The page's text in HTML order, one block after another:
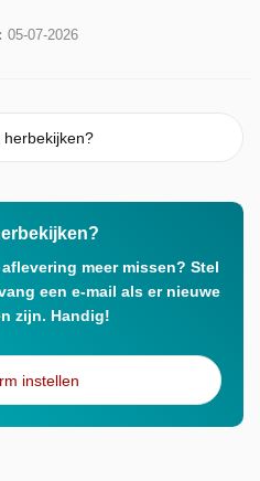
05-07-2026
herbekijken?
meer missen? Stel
een e-mail als er nieuwe
zijn. Handig!
instellen